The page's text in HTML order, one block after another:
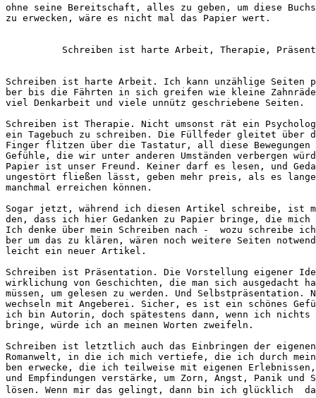
ohne seine Bereitschaft, alles zu geben, um diese
zu erwecken, wäre es nicht mal das Papier wert.
Schreiben ist harte Arbeit, Therapie,
Schreiben ist harte Arbeit. Ich kann unzählige Seiten
ber bis die Fährten in sich greifen wie kleine
viel Denkarbeit und viele unnütz geschriebene Seiten.
Schreiben ist Therapie. Nicht umsonst rät ein
ein Tagebuch zu schreiben. Die Füllfeder gleitet über
Finger flitzen über die Tastatur, all diese Bewegungen
Gefühle, die wir unter anderen Umständen verbergen
Papier ist unser Freund. Keiner darf es lesen, und
ungestört fließen lässt, geben mehr preis, als es lange
manchmal erreichen können.
Sogar jetzt, während ich diesen Artikel schreibe, ist
den, dass ich hier Gedanken zu Papier bringe, die
Ich denke über mein Schreiben nach -  wozu schreibe
ber um das zu klären, wären noch weitere Seiten
leicht ein neuer Artikel.
Schreiben ist Präsentation. Die Vorstellung eigener
wirklichung von Geschichten, die man sich ausgedacht
müssen, um gelesen zu werden. Und Selbstpräsentation.
wechseln mit Angeberei. Sicher, es ist ein schönes
ich bin Autorin, doch spätestens dann, wenn ich nichts
bringe, würde ich an meinen Worten zweifeln.
Schreiben ist letztlich auch das Einbringen der
Romanwelt, in die ich mich vertiefe, die ich durch
ben erwecke, die ich teilweise mit eigenen
und Empfindungen verstärke, um Zorn, Angst, Panik und
lösen. Wenn mir das gelingt, dann bin ich glücklich 